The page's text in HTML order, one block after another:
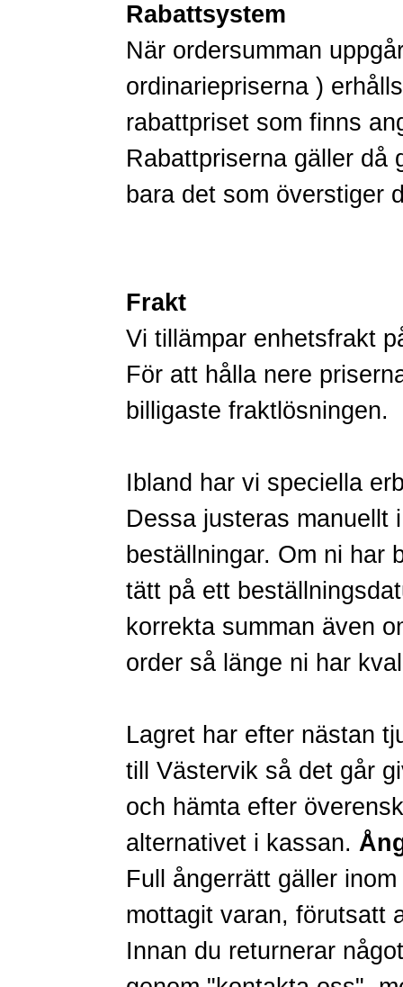
Rabattsystem
När ordersumman
ordinariepriserna )
rabattpriset som finns
Rabattpriserna gäller då
bara det som överstiger
Frakt
Vi tillämpar enhetsfrakt
För att hålla nere
billigaste fraktlösningen.
Ibland har vi speciella
Dessa justeras manuellt
beställningar. Om ni har
tätt på ett
korrekta summan även
order så länge ni har
Lagret har efter nästan
till Västervik så det går
och hämta efter
alternativet i kassan.
Full ångerrätt gäller
mottagit varan, förutsatt
Innan du returnerar